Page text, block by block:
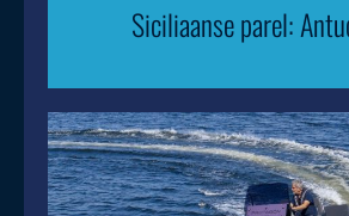
Siciliaanse parel: